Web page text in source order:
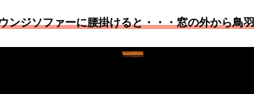
ンジソファーに腰掛けると・・・窓の外から鳥